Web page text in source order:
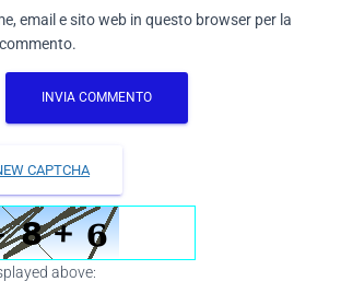
email e sito web in questo browser per la
CAPTCHA
above: